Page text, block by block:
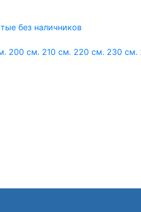
без наличников
200 см. 210 см. 220 см. 230 см.